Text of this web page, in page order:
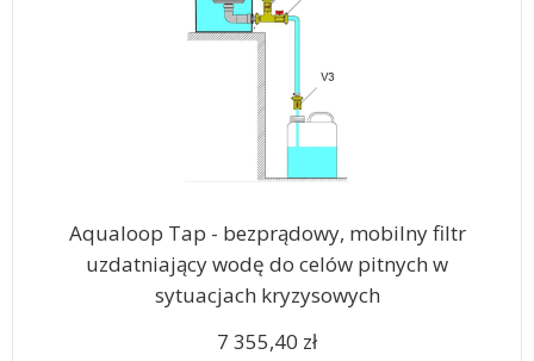
Aqualoop Tap - bezprądowy, mobilny filtr
uzdatniający wodę do celów pitnych w
sytuacjach kryzysowych
7 355,40 zł